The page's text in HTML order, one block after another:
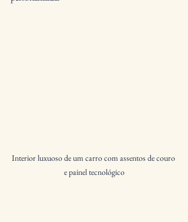
Interior luxuoso de um carro com assentos de couro
e painel tecnológico